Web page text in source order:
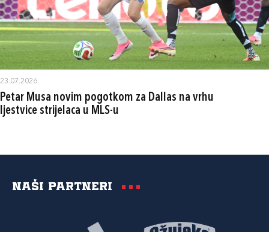
23.07.2026.
Petar Musa novim pogotkom za Dallas na vrhu
ljestvice strijelaca u MLS-u
Naši partneri